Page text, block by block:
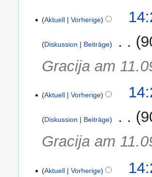
Aktuell Vorherige
Diskussion Beiträge
Gracija am
Aktuell Vorherige
Diskussion Beiträge
Gracija am
Aktuell Vorherige